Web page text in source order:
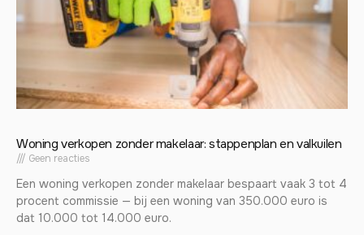
Woning verkopen zonder makelaar: stappenplan en valkuilen
Geen reacties
Een woning verkopen zonder makelaar bespaart vaak 3 tot 4
procent commissie — bij een woning van 350.000 euro is
dat 10.000 tot 14.000 euro.